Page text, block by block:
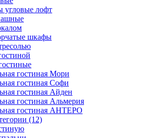
лофт
шкафы
гостиная Мори
гостиная Софи
гостиная Айден
гостиная Альмерия
гостиная АНТЕРО
(12)